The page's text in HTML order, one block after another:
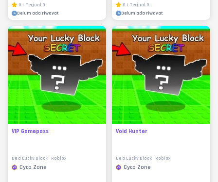
0 | Terjual 0
Belum ada riwayat
0 | Terjual 0
Belum ada riwayat
VIP Gamepass
Be a Lucky Block - Roblox
Cyco Zone
Void Hunter
Be a Lucky Block - Roblox
Cyco Zone